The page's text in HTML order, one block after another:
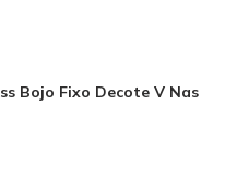
Bojo Fixo Decote V Nas